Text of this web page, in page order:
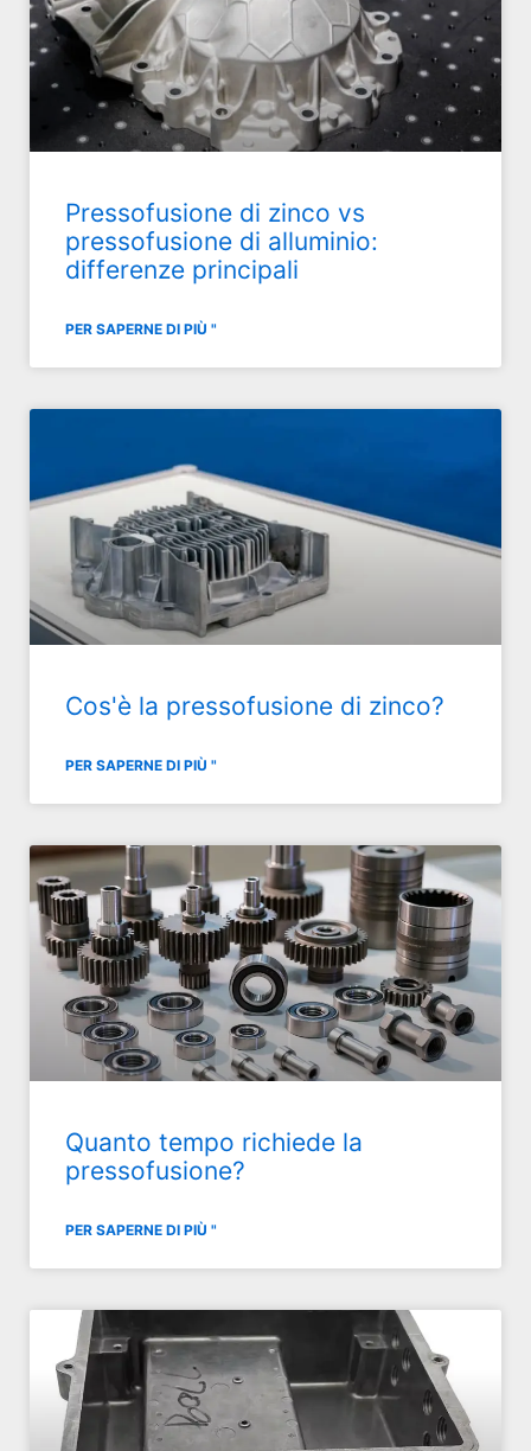
Pressofusione di zinco vs
pressofusione di alluminio:
differenze principali
PER SAPERNE DI PIÙ "
Cos'è la pressofusione di zinco?
PER SAPERNE DI PIÙ "
Quanto tempo richiede la
pressofusione?
PER SAPERNE DI PIÙ "